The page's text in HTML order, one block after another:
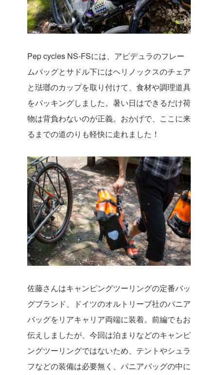
Pep cycles NS-FSには、アピデュラのフレー
ムバッグとサドル下にはヘリノックスのチェア
と琺瑯のカップを取り付けて、食材や調理道具
をパッキングしました。暑い日はできるだけ荷
物は背負わないのが正義。おかげで、ここに来
るまでの道のりも軽快に走れました！
佐藤さんはキャンピングツーリングの定番バッ
グブランド、ドイツのオルトリーブ社のパニア
バッグをリアキャリア両端に装着。前編でもお
伝えしましたが、今回は泊まりなどのキャンピ
ングツーリングではないため、テントやシュラ
フなどの装備は必要無く、パニアバッグの中に